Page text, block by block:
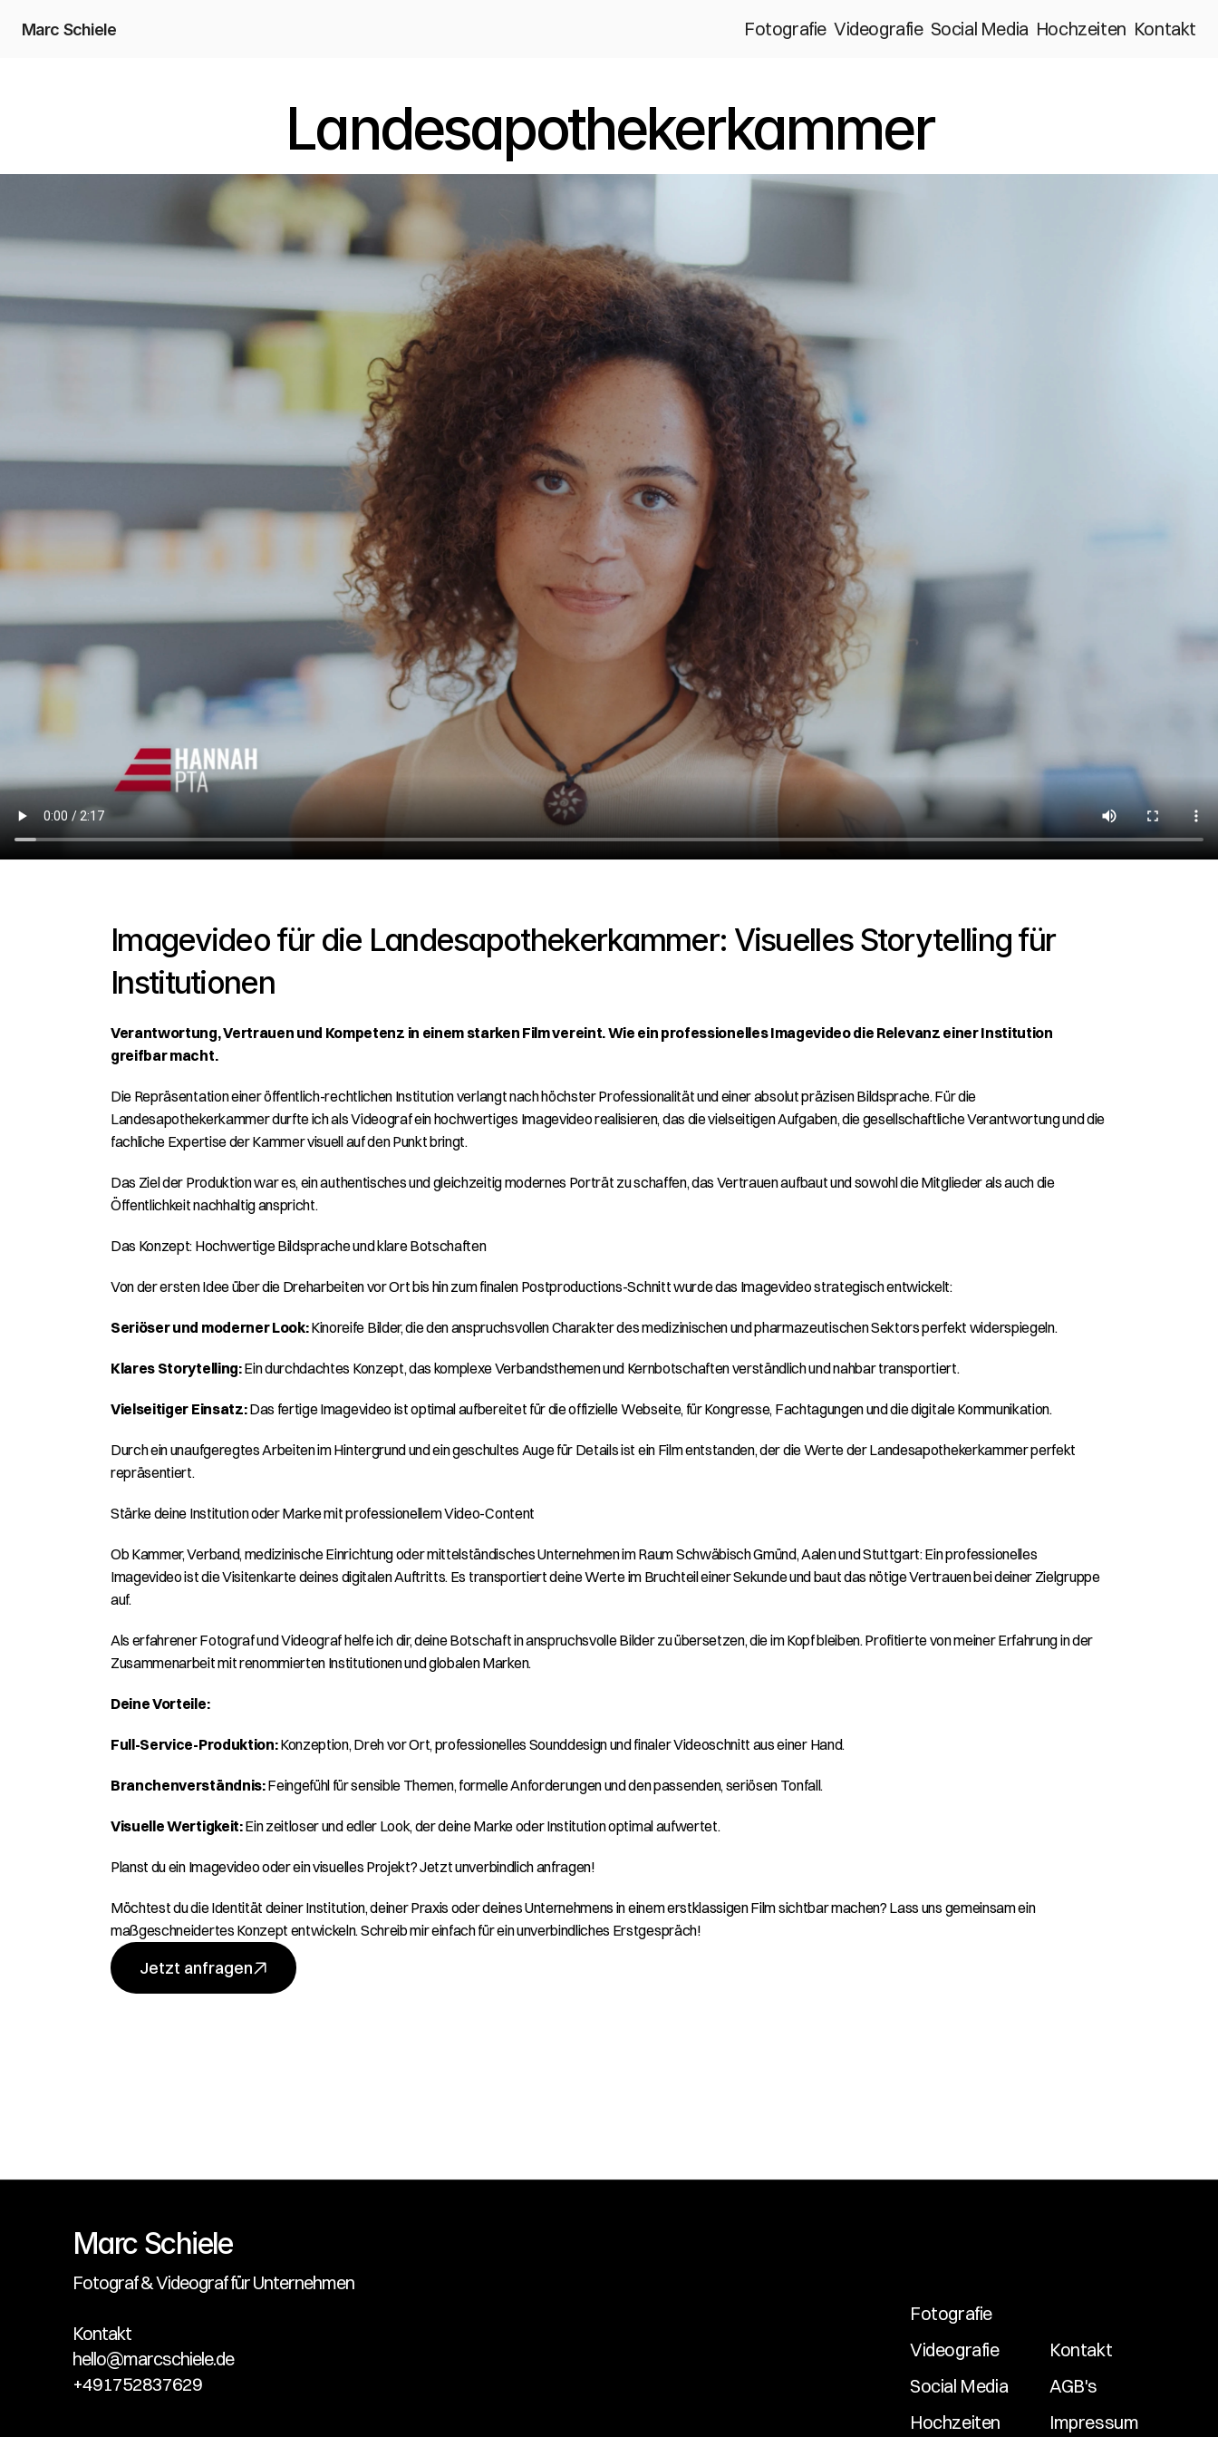
Marc Schiele Fotografie Videografie Social Media Hochzeiten Kontakt
Landesapothekerkammer
Imagevideo für die Landesapothekerkammer: Visuelles Storytelling für
Institutionen
Verantwortung, Vertrauen und Kompetenz in einem starken Film vereint. Wie ein professionelles Imagevideo die Relevanz einer Institution
greifbar macht.
Die Repräsentation einer öffentlich-rechtlichen Institution verlangt nach höchster Professionalität und einer absolut präzisen Bildsprache. Für die
Landesapothekerkammerdurfte ich als Videograf ein hochwertiges Imagevideo realisieren, das die vielseitigen Aufgaben, die gesellschaftliche Verantwortung und die
fachliche Expertise der Kammer visuell auf den Punkt bringt.
Das Ziel der Produktion war es, ein authentisches und gleichzeitig modernes Porträt zu schaffen, das Vertrauen aufbaut und sowohl die Mitglieder als auch die
Öffentlichkeit nachhaltig anspricht.
Das Konzept: Hochwertige Bildsprache und klare Botschaften
Von der ersten Idee über die Dreharbeiten vor Ort bis hin zum finalen Postproductions-Schnitt wurde das Imagevideo strategisch entwickelt:
Seriöser und moderner Look: Kinoreife Bilder, die den anspruchsvollen Charakter des medizinischen und pharmazeutischen Sektors perfekt widerspiegeln.
Klares Storytelling: Ein durchdachtes Konzept, das komplexe Verbandsthemen und Kernbotschaften verständlich und nahbar transportiert.
Vielseitiger Einsatz: Das fertige Imagevideo ist optimal aufbereitet für die offizielle Webseite, für Kongresse, Fachtagungen und die digitale Kommunikation.
Durch ein unaufgeregtes Arbeiten im Hintergrund und ein geschultes Auge für Details ist ein Film entstanden, der die Werte der Landesapothekerkammer perfekt
repräsentiert.
Stärke deine Institution oder Marke mit professionellem Video-Content
Ob Kammer, Verband, medizinische Einrichtung oder mittelständisches Unternehmen im Raum Schwäbisch Gmünd, Aalen und Stuttgart: Ein professionelles
Imagevideo ist die Visitenkarte deines digitalen Auftritts. Es transportiert deine Werte im Bruchteil einer Sekunde und baut das nötige Vertrauen bei deiner Zielgruppe
auf.
Als erfahrener Fotograf und Videograf helfe ich dir, deine Botschaft in anspruchsvolle Bilder zu übersetzen, die im Kopf bleiben. Profitierte von meiner Erfahrung in der
Zusammenarbeit mit renommierten Institutionen und globalen Marken.
Deine Vorteile:
Full-Service-Produktion: Konzeption, Dreh vor Ort, professionelles Sounddesign und finaler Videoschnitt aus einer Hand.
Branchenverständnis: Feingefühl für sensible Themen, formelle Anforderungen und den passenden, seriösen Tonfall.
Visuelle Wertigkeit: Ein zeitloser und edler Look, der deine Marke oder Institution optimal aufwertet.
Planst du ein Imagevideo oder ein visuelles Projekt? Jetzt unverbindlich anfragen!
Möchtest du die Identität deiner Institution, deiner Praxis oder deines Unternehmens in einem erstklassigen Film sichtbar machen? Lass uns gemeinsam ein
maßgeschneidertes Konzept entwickeln. Schreib mir einfach für ein unverbindliches Erstgespräch!
Jetzt anfragen
Marc Schiele
Fotograf & Videograf für Unternehmen
Kontakt
hello@marcschiele.de
+491752837629
Fotografie
Videografie
Social Media
Hochzeiten
Kontakt
AGB's
Impressum